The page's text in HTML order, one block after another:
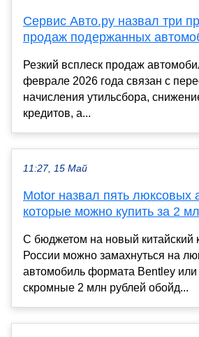
Сервис Авто.ру назвал три
продаж подержанных
Резкий всплеск продаж
феврале 2026 года связан с
начисления утильсбора,
кредитов, а...
11:27, 15 Май
Motor назвал пять люксовых
которые можно купить за 2
С бюджетом на новый китайский
России можно замахнуться на
автомобиль формата Bentley или
скромные 2 млн рублей обойд...